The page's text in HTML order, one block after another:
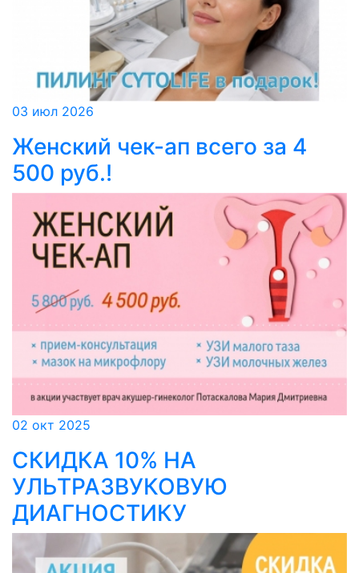
03 июл 2026
Женский чек-ап всего за 4
500 руб.!
02 окт 2025
СКИДКА 10% НА
УЛЬТРАЗВУКОВУЮ
ДИАГНОСТИКУ